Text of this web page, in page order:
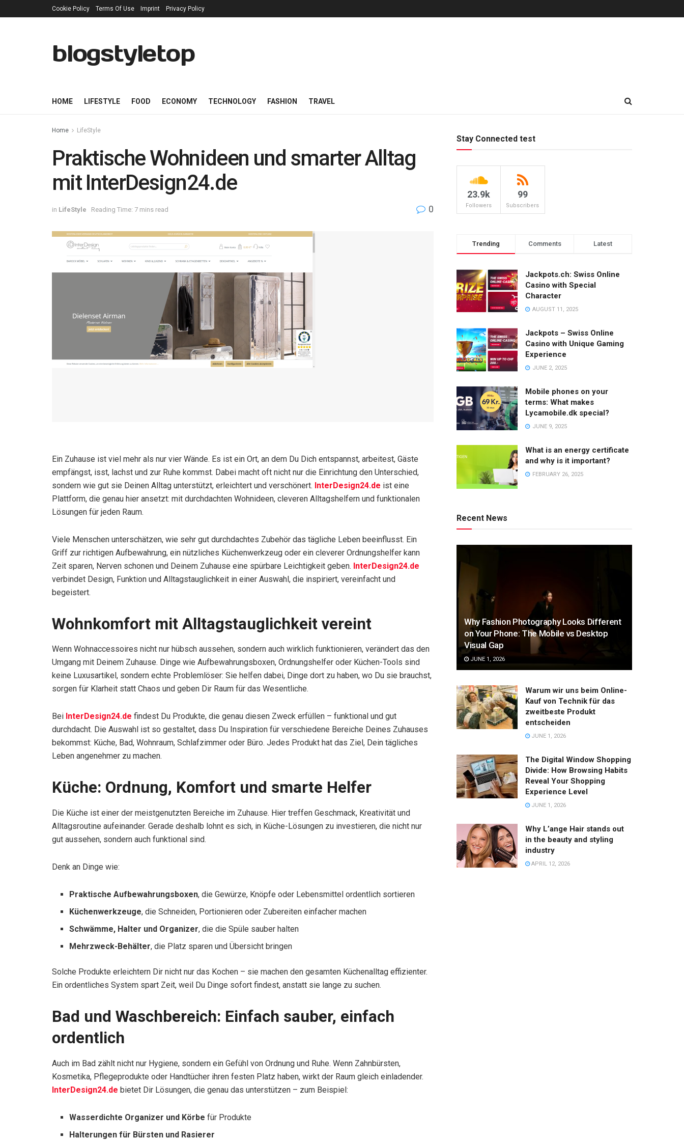
Cookie Policy Terms Of Use Imprint Privacy Policy
blogstyletop
HOME LIFESTYLE FOOD ECONOMY TECHNOLOGY FASHION TRAVEL
Home LifeStyle
Praktische Wohnideen und smarter Alltag
mit InterDesign24.de
in LifeStyle Reading Time: 7 mins read 0
Ein Zuhause ist viel mehr als nur vier Wände. Es ist ein Ort, an dem Du Dich entspannst, arbeitest, Gäste
empfängst, isst, lachst und zur Ruhe kommst. Dabei macht oft nicht nur die Einrichtung den Unterschied,
sondern wie gut sie Deinen Alltag unterstützt, erleichtert und verschönert. InterDesign24.de ist eine
Plattform, die genau hier ansetzt: mit durchdachten Wohnideen, cleveren Alltagshelfern und funktionalen
Lösungen für jeden Raum.
Viele Menschen unterschätzen, wie sehr gut durchdachtes Zubehör das tägliche Leben beeinflusst. Ein
Griff zur richtigen Aufbewahrung, ein nützliches Küchenwerkzeug oder ein cleverer Ordnungshelfer kann
Zeit sparen, Nerven schonen und Deinem Zuhause eine spürbare Leichtigkeit geben. InterDesign24.de
verbindet Design, Funktion und Alltagstauglichkeit in einer Auswahl, die inspiriert, vereinfacht und
begeistert.
Wohnkomfort mit Alltagstauglichkeit vereint
Wenn Wohnaccessoires nicht nur hübsch aussehen, sondern auch wirklich funktionieren, verändert das den
Umgang mit Deinem Zuhause. Dinge wie Aufbewahrungsboxen, Ordnungshelfer oder Küchen-Tools sind
keine Luxusartikel, sondern echte Problemlöser: Sie helfen dabei, Dinge dort zu haben, wo Du sie brauchst,
sorgen für Klarheit statt Chaos und geben Dir Raum für das Wesentliche.
Bei InterDesign24.de findest Du Produkte, die genau diesen Zweck erfüllen – funktional und gut
durchdacht. Die Auswahl ist so gestaltet, dass Du Inspiration für verschiedene Bereiche Deines Zuhauses
bekommst: Küche, Bad, Wohnraum, Schlafzimmer oder Büro. Jedes Produkt hat das Ziel, Dein tägliches
Leben angenehmer zu machen.
Küche: Ordnung, Komfort und smarte Helfer
Die Küche ist einer der meistgenutzten Bereiche im Zuhause. Hier treffen Geschmack, Kreativität und
Alltagsroutine aufeinander. Gerade deshalb lohnt es sich, in Küche-Lösungen zu investieren, die nicht nur
gut aussehen, sondern auch funktional sind.
Denk an Dinge wie:
Praktische Aufbewahrungsboxen, die Gewürze, Knöpfe oder Lebensmittel ordentlich sortieren
Küchenwerkzeuge, die Schneiden, Portionieren oder Zubereiten einfacher machen
Schwämme, Halter und Organizer, die die Spüle sauber halten
Mehrzweck-Behälter, die Platz sparen und Übersicht bringen
Solche Produkte erleichtern Dir nicht nur das Kochen – sie machen den gesamten Küchenalltag effizienter.
Ein ordentliches System spart Zeit, weil Du Dinge sofort findest, anstatt sie lange zu suchen.
Bad und Waschbereich: Einfach sauber, einfach
ordentlich
Auch im Bad zählt nicht nur Hygiene, sondern ein Gefühl von Ordnung und Ruhe. Wenn Zahnbürsten,
Kosmetika, Pflegeprodukte oder Handtücher ihren festen Platz haben, wirkt der Raum gleich einladender.
InterDesign24.de bietet Dir Lösungen, die genau das unterstützen – zum Beispiel:
Wasserdichte Organizer und Körbe für Produkte
Halterungen für Bürsten und Rasierer
Stay Connected test
23.9k
Followers
99
Subscribers
Trending Comments Latest
Jackpots.ch: Swiss Online
Casino with Special
Character
AUGUST 11, 2025
Jackpots – Swiss Online
Casino with Unique Gaming
Experience
JUNE 2, 2025
Mobile phones on your
terms: What makes
Lycamobile.dk special?
JUNE 9, 2025
What is an energy certificate
and why is it important?
FEBRUARY 26, 2025
Recent News
Why Fashion Photography Looks Different
on Your Phone: The Mobile vs Desktop
Visual Gap
JUNE 1, 2026
Warum wir uns beim Online-
Kauf von Technik für das
zweitbeste Produkt
entscheiden
JUNE 1, 2026
The Digital Window Shopping
Divide: How Browsing Habits
Reveal Your Shopping
Experience Level
JUNE 1, 2026
Why L’ange Hair stands out
in the beauty and styling
industry
APRIL 12, 2026